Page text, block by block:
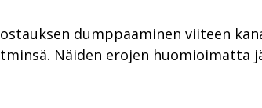
dumppaaminen viiteen
Näiden erojen huomioimatta